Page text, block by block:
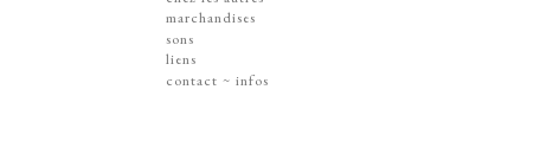
gravures
peintures
dissections ~ découpes
jouets ~ objets
marchandises
sérigraphies
livres & zines
gravures
sons
liens
contact ~ infos